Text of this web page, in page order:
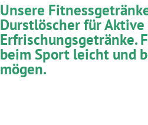
Unsere
Durstlöscher für
Erfrischungsgetränke.
beim Sport leicht und
mögen.